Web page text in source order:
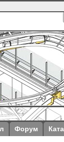
Форум